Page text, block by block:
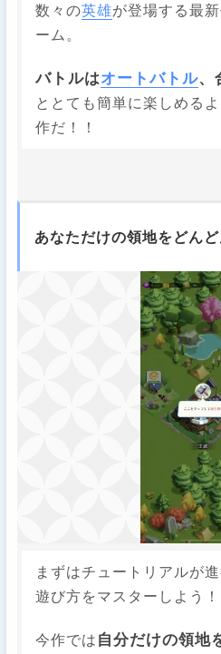
数々の英雄が登場する最
ーム。
バトルはオートバトル、
ととても簡単に楽しめる
作だ！！
あなただけの領地をどん
まずはチュートリアルが
遊び方をマスターしよう！
今作では 自分だけの領地